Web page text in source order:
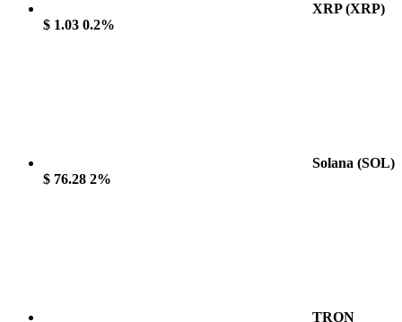
XRP(XRP)
$ 1.03 0.2%
Solana (SOL)
$ 76.28 2%
TRON